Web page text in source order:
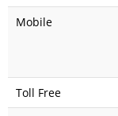
Mobile
Toll Free